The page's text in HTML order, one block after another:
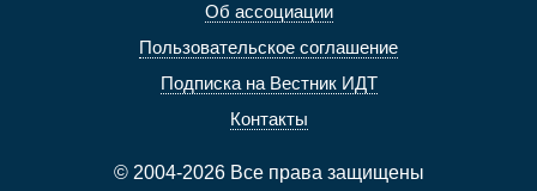
Об ассоциации
Пользовательское соглашение
Подписка на Вестник ИДТ
Контакты
© 2004-2026 Все права защищены